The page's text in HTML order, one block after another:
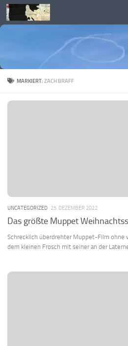
Skip to content
MARKIERT:ZACH BRAFF
UNCATEGORIZED 25. DEZEMBER 2022
Das größte Muppet
Schrecklich überdrehter Muppet-Film ohne
dem kleinen Frosch mit seiner an der